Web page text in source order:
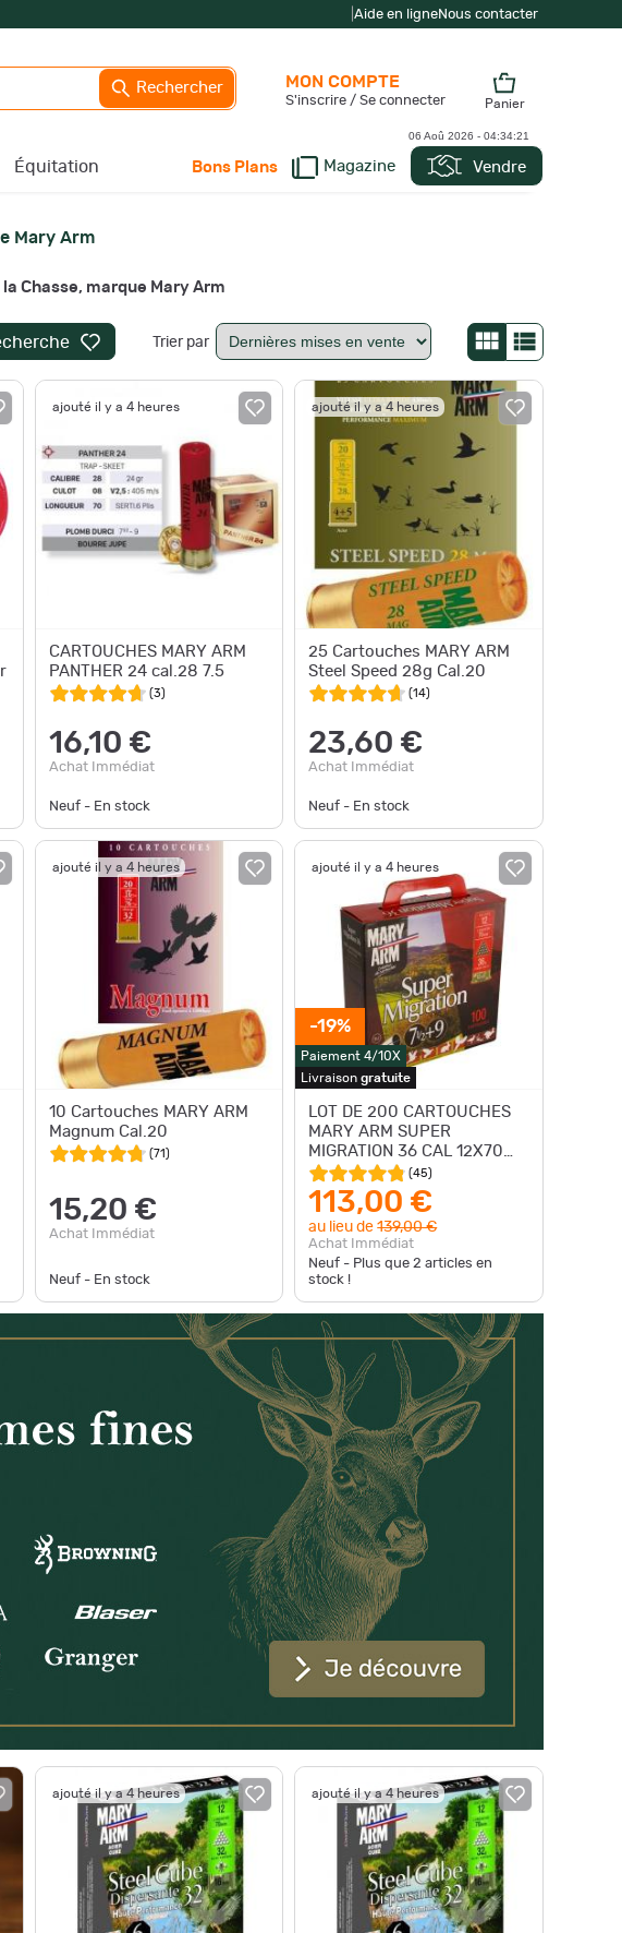
Aide en ligneNous contacter
Rechercher
Équitation Bons Plans Magazine Vendre
MON COMPTE
S'inscrire / Se connecter Panier
06 Aoû 2026 - 04:34:22
Mary Arm
Chasse, marque Mary Arm
Trier par
ajouté il y a 4 heures
CARTOUCHES MARY ARM
PANTHER 24 cal.28 7.5
(3)
16,10 €
Achat Immédiat
Neuf - En stock
ajouté il y a 4 heures
25 Cartouches MARY ARM
Steel Speed 28g Cal.20
(14)
23,60 €
Achat Immédiat
Neuf - En stock
ajouté il y a 4 heures
10 Cartouches MARY ARM
Magnum Cal.20
(71 )
15,20 €
Achat Immédiat
Neuf - En stock
ajouté il y a 4 heures
-19%
Paiement 4/10X
Livraisongratuite
LOT DE 200 CARTOUCHES
MARY ARM SUPER
MIGRATION 36 CAL 12X70
36GR N° 7/5+9
(45)
113,00 €
au lieu de139,00 €
Achat Immédiat
Neuf - Plus que2 articles en
stock !
ajouté il y a 4 heures ajouté il y a 4 heures